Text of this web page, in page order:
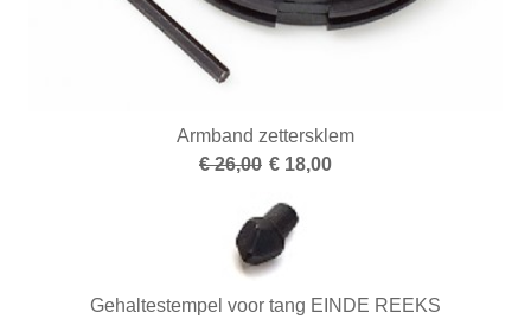
Armband zettersklem
€ 26,00 € 18,00
Gehaltestempel voor tang EINDE REEKS